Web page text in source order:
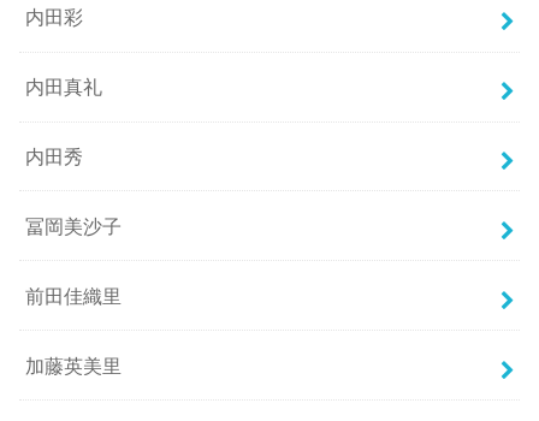
内田彩
内田真礼
内田秀
冨岡美沙子
前田佳織里
加藤英美里